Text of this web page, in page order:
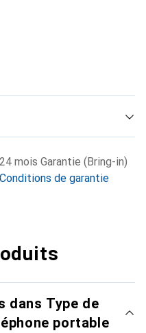
24 mois Garantie (Bring-in)
Conditions de garantie
dans Type de
portable